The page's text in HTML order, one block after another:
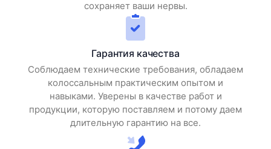
сохраняет ваши нервы.
Гарантия качества
Соблюдаем технические требования, обладаем
колоссальным практическим опытом и
навыками. Уверены в качестве работ и
продукции, которую поставляем и потому даем
длительную гарантию на все.